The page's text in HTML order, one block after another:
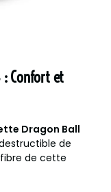
: Confort et
Dragon Ball
de
de cette